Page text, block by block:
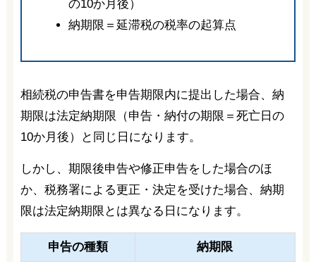
の10か月後）
納期限＝延滞税の税率の起算点
相続税の申告書を申告期限内に提出した場合、納
期限は法定納期限（申告・納付の期限＝死亡日の
10か月後）と同じ日になります。
しかし、期限後申告や修正申告をした場合のほ
か、税務署による更正・決定を受けた場合、納期
限は法定納期限とは異なる日になります。
申告の種類 納期限